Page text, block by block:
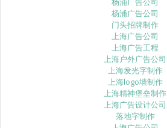
杨浦广告公司
门头招牌制作
上海广告公司
上海广告工程
上海户外广告公司
上海发光字制作
上海logo墙制作
上海精神堡垒制作
上海广告设计公司
落地字制作